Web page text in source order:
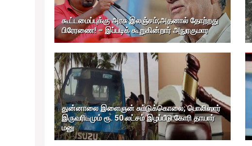
கூட்டமைப்புக்கு அரசு இலஞ்சம்;அதனால் தோற்றது
பிரேரணை! – இப்படிக் கூறுகின்றார் அநுரகுமார
துன்னாலை இளைஞன் சுட்டுக்கொலை; பொலிஸார்
இருவரிடமும் ரூ. 50 லட்சம் இழப்பீடு கோரி தாயார்
மனு